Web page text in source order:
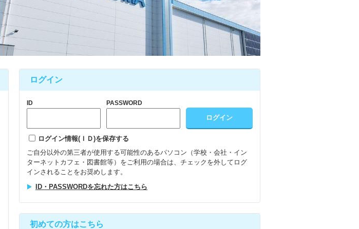
ログイン
ID PASSWORD
ログイン情報(ＩＤ)を保存する
ご自分以外の第三者が使用する可能性のあるパソコン（学校・会社・イン
ターネットカフェ・図書館等）をご利用の場合は、チェックを外してログ
インされることをお奨めします。
ID・PASSWORDを忘れた方はこちら
初めての方はこちら